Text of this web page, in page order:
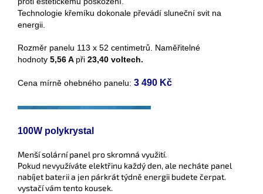
Technologie křemíku dokonale převádí sluneční svit na
energii.
Rozměr panelu 113 x 52 centimetrů. Naměřitelné
hodnoty 5,56 A při 23,40 voltech.
Cena mírně ohebného panelu: 3 490 Kč
100W polykrystal
Menší solární panel pro skromná využití.
Pokud nevyužíváte elektřinu každý den, ale necháte panel
nabíjet baterii a jen párkrát týdně energii budete čerpat.
vystačí vám tento kousek.